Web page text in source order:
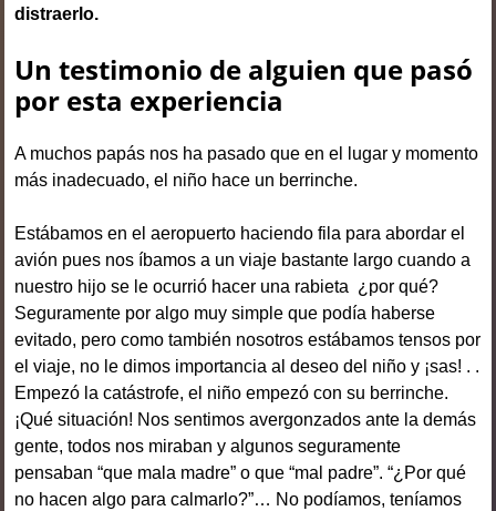
distraerlo.
Un testimonio de alguien que pasó
por esta experiencia
A muchos papás nos ha pasado que en el lugar y momento
más inadecuado, el niño hace un berrinche.
Estábamos en el aeropuerto haciendo fila para abordar el
avión pues nos íbamos a un viaje bastante largo cuando a
nuestro hijo se le ocurrió hacer una rabieta ¿por qué?
Seguramente por algo muy simple que podía haberse
evitado, pero como también nosotros estábamos tensos por
el viaje, no le dimos importancia al deseo del niño y ¡sas! . .
Empezó la catástrofe, el niño empezó con su berrinche.
¡Qué situación! Nos sentimos avergonzados ante la demás
gente, todos nos miraban y algunos seguramente
pensaban “que mala madre” o que “mal padre”. “¿Por qué
no hacen algo para calmarlo?”… No podíamos, teníamos